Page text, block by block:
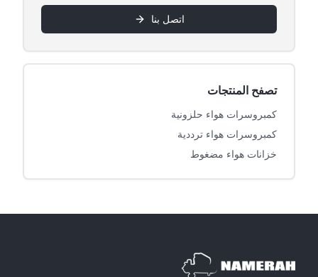
اتصل بنا
تصفح المنتجات
كمبروسرات هواء حلزونية
كمبروسرات هواء ترددية
خزانات هواء مضغوط